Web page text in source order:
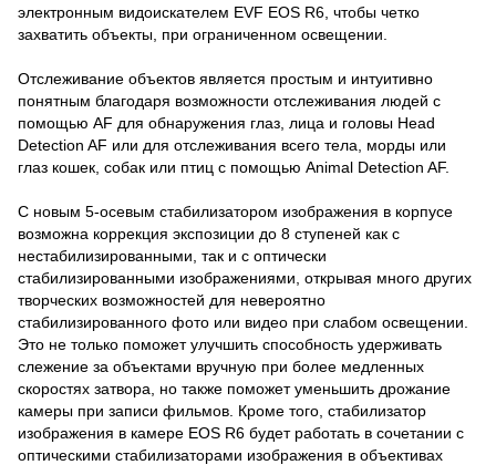
электронным видоискателем EVF EOS R6, чтобы четко
захватить объекты, при ограниченном освещении.
Отслеживание объектов является простым и интуитивно
понятным благодаря возможности отслеживания людей с
помощью AF для обнаружения глаз, лица и головы Head
Detection AF или для отслеживания всего тела, морды или
глаз кошек, собак или птиц с помощью Animal Detection AF.
С новым 5-осевым стабилизатором изображения в корпусе
возможна коррекция экспозиции до 8 ступеней как с
нестабилизированными, так и с оптически
стабилизированными изображениями, открывая много других
творческих возможностей для невероятно
стабилизированного фото или видео при слабом освещении.
Это не только поможет улучшить способность удерживать
слежение за объектами вручную при более медленных
скоростях затвора, но также поможет уменьшить дрожание
камеры при записи фильмов. Кроме того, стабилизатор
изображения в камере EOS R6 будет работать в сочетании с
оптическими стабилизаторами изображения в объективах